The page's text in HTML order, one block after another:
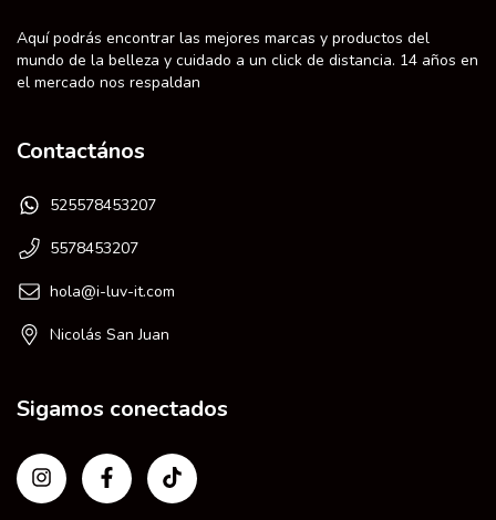
Aquí podrás encontrar las mejores marcas y productos del
mundo de la belleza y cuidado a un click de distancia. 14 años en
el mercado nos respaldan
Contactános
525578453207
5578453207
hola@i-luv-it.com
Nicolás San Juan
Sigamos conectados